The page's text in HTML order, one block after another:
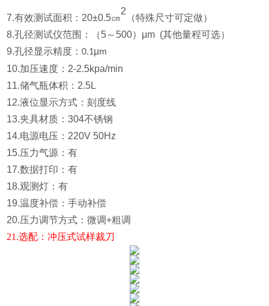
7.有效测试面积：20±0.5㎝
2
（特殊尺寸可定做）
8.孔径测试仪范围：（5～500）μm (其他量程可选）
9.孔径显示精度：0.1μm
10.加压速度：2-2.5kpa/min
11.储气瓶体积：2.5L
12.液位显示方式：刻度线
13.夹具材质：304不锈钢
14.电源电压： 220V 50Hz
15.压力气源：有
17.数据打印：有
18.观测灯：有
19.温度补偿：手动补偿
20.压力调节方式：微调+粗调
21.选配：冲压式试样裁刀